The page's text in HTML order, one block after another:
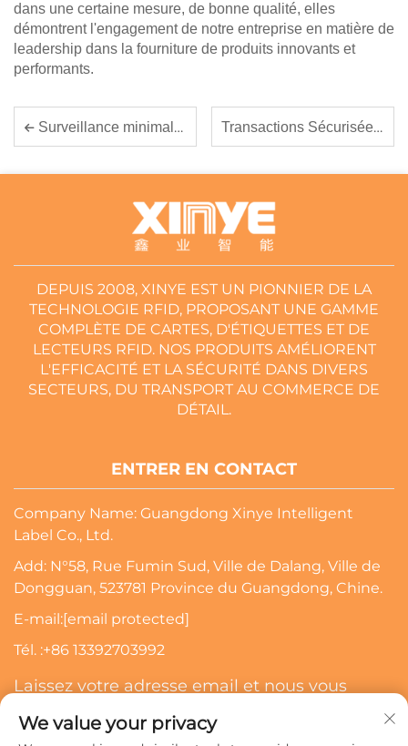
dans une certaine mesure, de bonne qualité, elles
démontrent l'engagement de notre entreprise en matière de
leadership dans la fourniture de produits innovants et
performants.
Surveillance minimaliste : de petites étiquettes RFID pour un suivi efficace des actifs Transactions Sécurisées : Le Rôle des Cartes RFID NFC dans l'Amélioration de la Sécurité des Paiements
DEPUIS 2008, XINYE EST UN PIONNIER DE LA
TECHNOLOGIE RFID, PROPOSANT UNE GAMME
COMPLÈTE DE CARTES, D'ÉTIQUETTES ET DE
LECTEURS RFID. NOS PRODUITS AMÉLIORENT
L'EFFICACITÉ ET LA SÉCURITÉ DANS DIVERS
SECTEURS, DU TRANSPORT AU COMMERCE DE
DÉTAIL.
ENTRER EN CONTACT
Company Name: Guangdong Xinye Intelligent
Label Co., Ltd.
Add: N°58, Rue Fumin Sud, Ville de Dalang, Ville de
Dongguan, 523781 Province du Guangdong, Chine.
E-mail:[email protected]
Tél. :+86 13392703992
Laissez votre adresse email et nous vous
We value your privacy